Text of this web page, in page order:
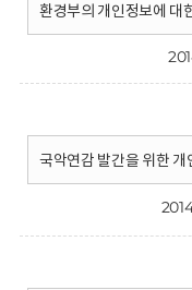
환경부의 개인정보에 대
국악연감 발간을 위한